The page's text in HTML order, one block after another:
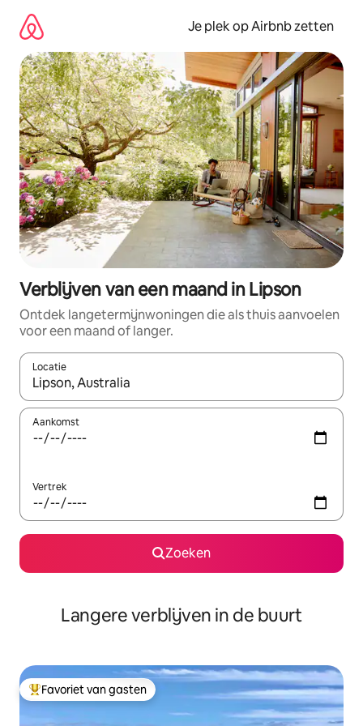
direct
naar
inhoud
Je plek op Airbnb zetten
Verblijven van een maand in Lipson
Ontdek langetermijnwoningen die als thuis aanvoelen
voor een maand of langer.
Locatie
Wanneer er resultaten beschikbaar zijn, maak je een keuze
Aankomst
Vertrek
Zoeken
Langere verblijven in de buurt
Topfavoriet van gasten
Favoriet van gasten